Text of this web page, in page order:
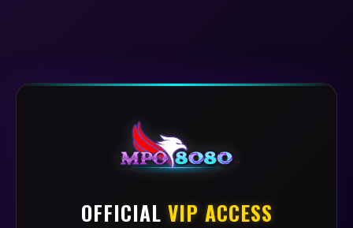
OFFICIAL VIP ACCESS